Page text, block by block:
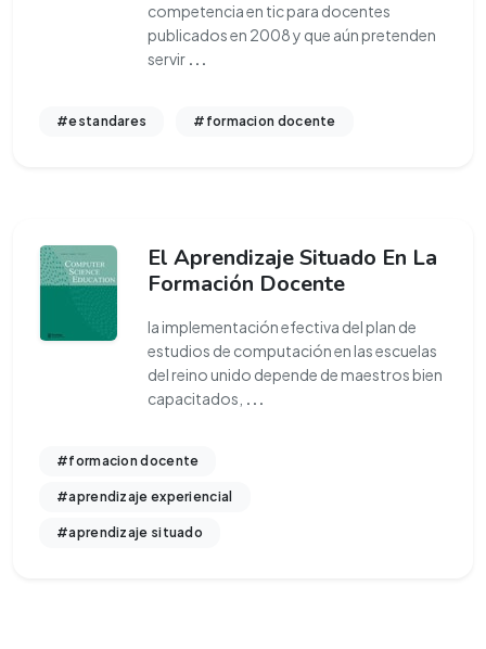
competencia en tic para docentes
publicados en 2008 y que aún pretenden
servir ...
#estandares #formacion docente
El Aprendizaje Situado En La
Formación Docente
la implementación efectiva del plan de
estudios de computación en las escuelas
del reino unido depende de maestros bien
capacitados, ...
#formacion docente
#aprendizaje experiencial
#aprendizaje situado